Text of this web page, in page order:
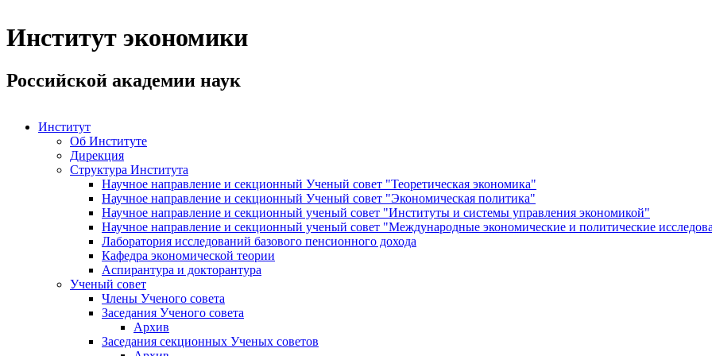
Институт экономики
Российской академии наук
Институт
Об Институте
Дирекция
Структура Института
Научное направление и секционный Ученый совет "Теоретическая экономика"
Научное направление и секционный Ученый совет "Экономическая политика"
Научное направление и секционный ученый совет "Институты и системы управления экономикой"
Научное направление и секционный ученый совет "Международные экономические и политические
Лаборатория исследований базового пенсионного дохода
Кафедра экономической теории
Аспирантура и докторантура
Ученый совет
Члены Ученого совета
Заседания Ученого совета
Архив
Заседания секционных Ученых советов